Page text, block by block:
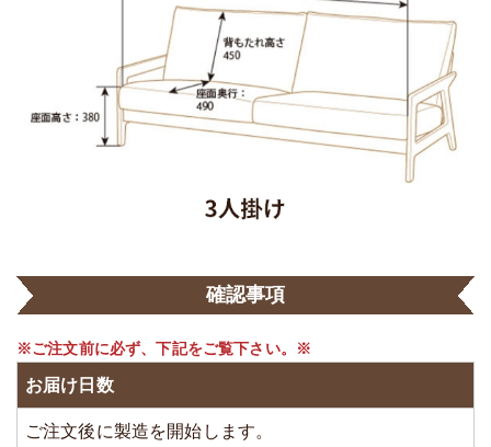
確認事項
※ご注文前に必ず、下記をご覧下さい。※
お届け日数
ご注文後に製造を開始します。